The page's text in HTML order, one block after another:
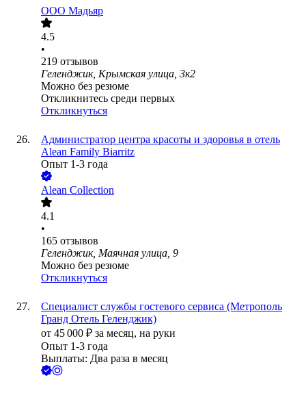
ООО Мадьяр
4.5
•
219 отзывов
Геленджик, Крымская улица, 3к2
Можно без резюме
Откликнитесь среди первых
Откликнуться
Администратор центра красоты и здоровья в отель
Alean Family Biarritz
Опыт 1-3 года
Alean Collection
4.1
•
165 отзывов
Геленджик, Маячная улица, 9
Можно без резюме
Откликнуться
Специалист службы гостевого сервиса (Метрополь
Гранд Отель Геленджик)
от 45 000 ₽ за месяц, на руки
Опыт 1-3 года
Выплаты: Два раза в месяц